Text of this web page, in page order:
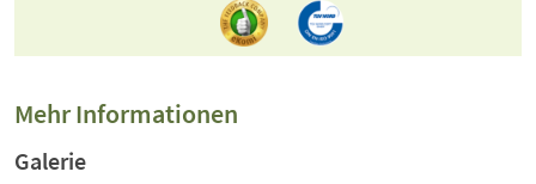
Mehr Informationen
Galerie